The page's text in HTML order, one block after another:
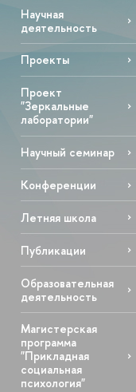
Научная
деятельность
Проекты
Проект
"Зеркальные
лаборатории"
Научный семинар
Конференции
Летняя школа
Публикации
Образовательная
деятельность
Магистерская
программа
"Прикладная
социальная
психология"